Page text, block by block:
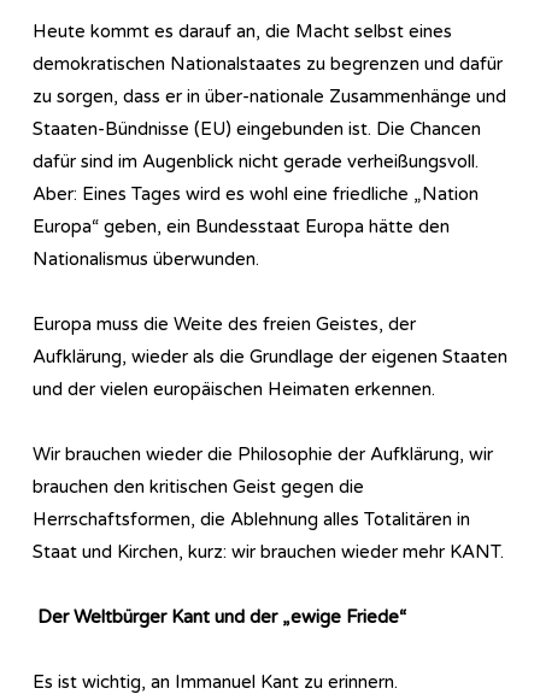
Heute kommt es darauf an, die Macht selbst eines
demokratischen Nationalstaates zu begrenzen und dafür
zu sorgen, dass er in über-nationale Zusammenhänge und
Staaten-Bündnisse (EU) eingebunden ist. Die Chancen
dafür sind im Augenblick nicht gerade verheißungsvoll.
Aber: Eines Tages wird es wohl eine friedliche „Nation
Europa“ geben, ein Bundesstaat Europa hätte den
Nationalismus überwunden.
Europa muss die Weite des freien Geistes, der
Aufklärung, wieder als die Grundlage der eigenen Staaten
und der vielen europäischen Heimaten erkennen.
Wir brauchen wieder die Philosophie der Aufklärung, wir
brauchen den kritischen Geist gegen die
Herrschaftsformen, die Ablehnung alles Totalitären in
Staat und Kirchen, kurz: wir brauchen wieder mehr KANT.
Der Weltbürger Kant und der „ewige Friede“
Es ist wichtig, an Immanuel Kant zu erinnern.